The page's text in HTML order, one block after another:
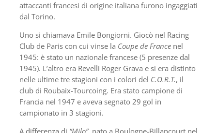
attaccanti francesi di origine italiana furono ingaggiati
dal Torino.
Uno si chiamava Emile Bongiorni. Giocò nel Racing
Club de Paris con cui vinse la Coupe de France nel
1945: è stato un nazionale francese (5 presenze dal
1945). L’altro era Revelli Roger Grava e si era distinto
nelle ultime tre stagioni con i colori del C.O.R.T., il
club di Roubaix-Tourcoing. Era stato campione di
Francia nel 1947 e aveva segnato 29 gol in
campionato in 3 stagioni.